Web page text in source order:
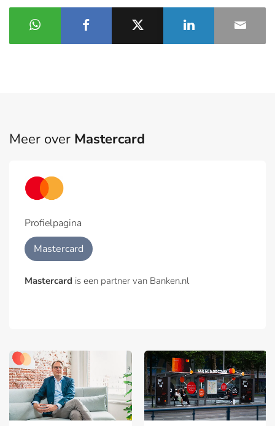
Meer over Mastercard
Profielpagina
Mastercard
Mastercard is een partner van Banken.nl